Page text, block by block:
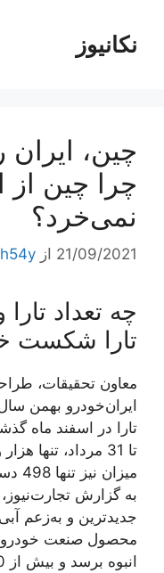
محتوانکانیوز
چین، ایران
چرا چین از
نمی‌خرد؟
21/09/2021 از
چه تعداد
تارا شکست
معاون تحقیقات،
ایران‌خودرو بهمن سال
میزان نیز تنها 498 دستگاه روانه بازار شده است.
به گزارش
جدیدترین و به‌زعم